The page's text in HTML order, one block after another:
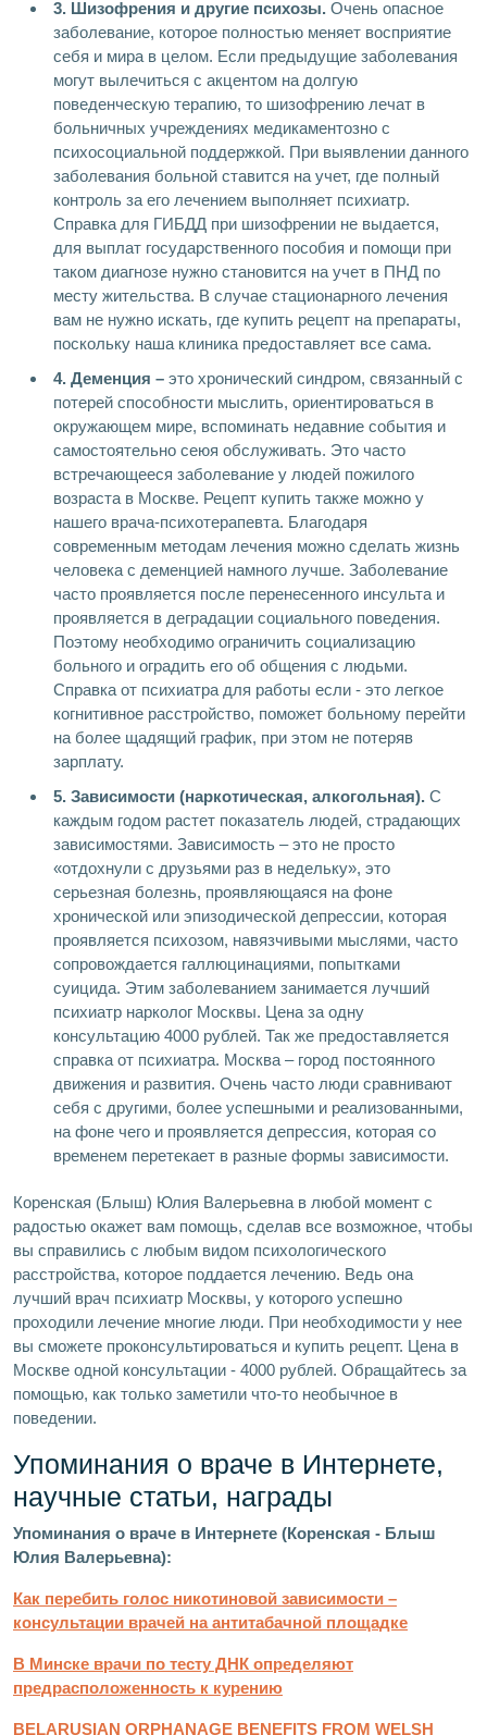
3. Шизофрения и другие психозы. Очень опасное
заболевание, которое полностью меняет восприятие
себя и мира в целом. Если предыдущие заболевания
могут вылечиться с акцентом на долгую
поведенческую терапию, то шизофрению лечат в
больничных учреждениях медикаментозно с
психосоциальной поддержкой. При выявлении данного
заболевания больной ставится на учет, где полный
контроль за его лечением выполняет психиатр.
Справка для ГИБДД при шизофрении не выдается,
для выплат государственного пособия и помощи при
таком диагнозе нужно становится на учет в ПНД по
месту жительства. В случае стационарного лечения
вам не нужно искать, где купить рецепт на препараты,
поскольку наша клиника предоставляет все сама.
4. Деменция – это хронический синдром, связанный с
потерей способности мыслить, ориентироваться в
окружающем мире, вспоминать недавние события и
самостоятельно сеюя обслуживать. Это часто
встречающееся заболевание у людей пожилого
возраста в Москве. Рецепт купить также можно у
нашего врача-психотерапевта. Благодаря
современным методам лечения можно сделать жизнь
человека с деменцией намного лучше. Заболевание
часто проявляется после перенесенного инсульта и
проявляется в деградации социального поведения.
Поэтому необходимо ограничить социализацию
больного и оградить его об общения с людьми.
Справка от психиатра для работы если - это легкое
когнитивное расстройство, поможет больному перейти
на более щадящий график, при этом не потеряв
зарплату.
5. Зависимости (наркотическая, алкогольная). С
каждым годом растет показатель людей, страдающих
зависимостями. Зависимость – это не просто
«отдохнули с друзьями раз в недельку», это
серьезная болезнь, проявляющаяся на фоне
хронической или эпизодической депрессии, которая
проявляется психозом, навязчивыми мыслями, часто
сопровождается галлюцинациями, попытками
суицида. Этим заболеванием занимается лучший
психиатр нарколог Москвы. Цена за одну
консультацию 4000 рублей. Так же предоставляется
справка от психиатра. Москва – город постоянного
движения и развития. Очень часто люди сравнивают
себя с другими, более успешными и реализованными,
на фоне чего и проявляется депрессия, которая со
временем перетекает в разные формы зависимости.
Коренская (Блыш) Юлия Валерьевна в любой момент с
радостью окажет вам помощь, сделав все возможное, чтобы
вы справились с любым видом психологического
расстройства, которое поддается лечению. Ведь она
лучший врач психиатр Москвы, у которого успешно
проходили лечение многие люди. При необходимости у нее
вы сможете проконсультироваться и купить рецепт. Цена в
Москве одной консультации - 4000 рублей. Обращайтесь за
помощью, как только заметили что-то необычное в
поведении.
Упоминания о враче в Интернете,
научные статьи, награды
Упоминания о враче в Интернете (Коренская - Блыш
Юлия Валерьевна):
Как перебить голос никотиновой зависимости –
консультации врачей на антитабачной площадке
В Минске врачи по тесту ДНК определяют
предрасположенность к курению
BELARUSIAN ORPHANAGE BENEFITS FROM WELSH